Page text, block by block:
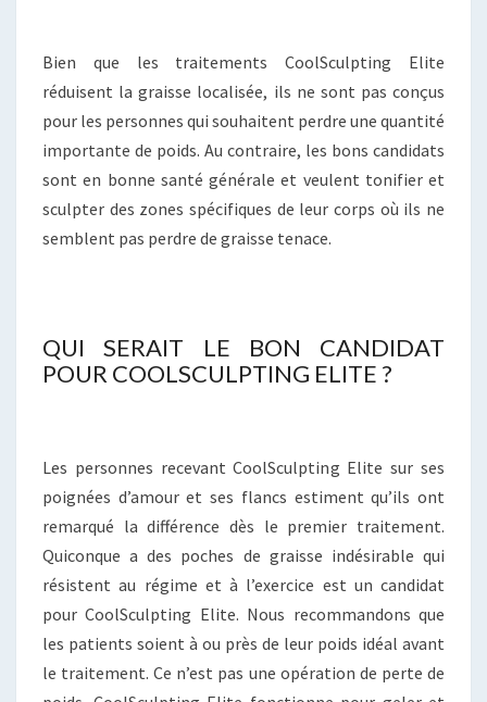
Bien que les traitements CoolSculpting Elite
réduisent la graisse localisée, ils ne sont pas conçus
pour les personnes qui souhaitent perdre une quantité
importante de poids. Au contraire, les bons candidats
sont en bonne santé générale et veulent tonifier et
sculpter des zones spécifiques de leur corps où ils ne
semblent pas perdre de graisse tenace.
QUI SERAIT LE BON CANDIDAT
POUR COOLSCULPTING ELITE ?
Les personnes recevant CoolSculpting Elite sur ses
poignées d’amour et ses flancs estiment qu’ils ont
remarqué la différence dès le premier traitement.
Quiconque a des poches de graisse indésirable qui
résistent au régime et à l’exercice est un candidat
pour CoolSculpting Elite. Nous recommandons que
les patients soient à ou près de leur poids idéal avant
le traitement. Ce n’est pas une opération de perte de